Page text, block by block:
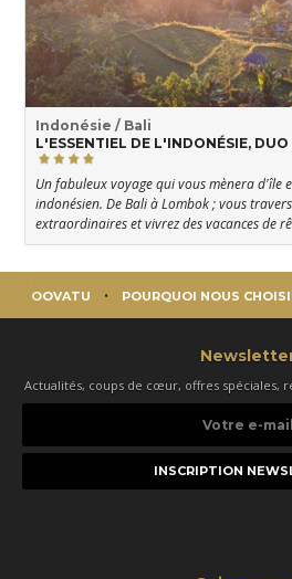
Indonésie / Bali
L'ESSENTIEL DE L'INDONÉSIE,
Un fabuleux voyage qui vous mènera d'île
indonésien. De Bali à Lombok ; vous
extraordinaires et vivrez des vacances de
OOVATU POURQUOI NOUS
Actualités, coups de cœur, offres spéciales,
e-